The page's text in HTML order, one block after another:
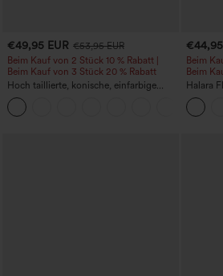
€49,95 EUR €53,95 EUR
Beim Kauf von 2 Stück 10 % Rabatt |
Beim Kauf von 3 Stück 20 % Rabatt
Hoch taillierte, konische, einfarbige
Anzughose mit Seitentaschen
Beim
Beim
Halara
Jeans
Saum,
Finish